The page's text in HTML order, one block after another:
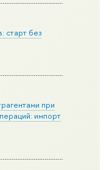
старт без
при
импорт